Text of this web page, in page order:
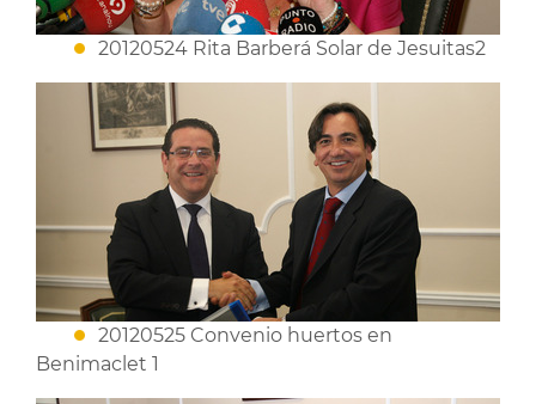
20120524 Rita Barberá Solar de Jesuitas2
20120525 Convenio huertos en
Benimaclet 1